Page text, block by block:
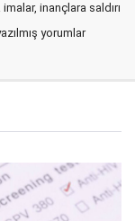
inançlara saldırı
yorumlar